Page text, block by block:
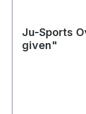
Ju-Sports
given"